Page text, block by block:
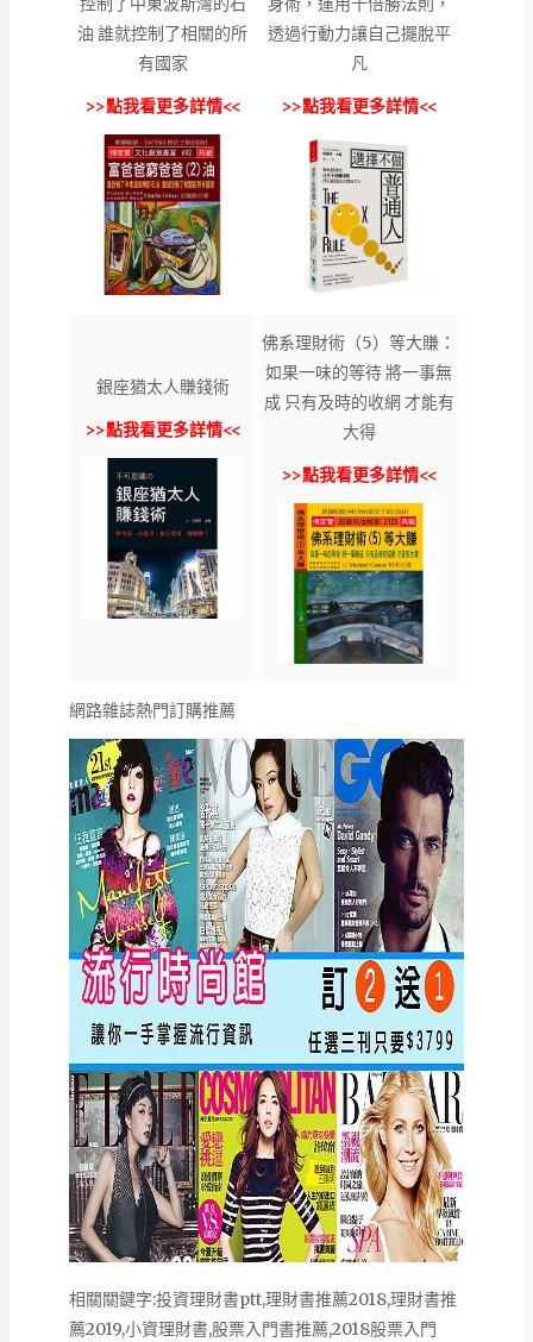
油 誰就控制了相關的所
有國家
>>點我看更多詳情<<
透過行動力讓自己擺脫平
凡
>>點我看更多詳情<<
銀座猶太人賺錢術
>>點我看更多詳情<<
佛系理財術（5）等大賺：
如果一味的等待 將一事無
成 只有及時的收網 才能有
大得
>>點我看更多詳情<<
網路雜誌熱門訂購推薦
相關關鍵字:投資理財書ptt,理財書推薦2018,理財書推
薦2019,小資理財書,股票入門書推薦,2018股票入門